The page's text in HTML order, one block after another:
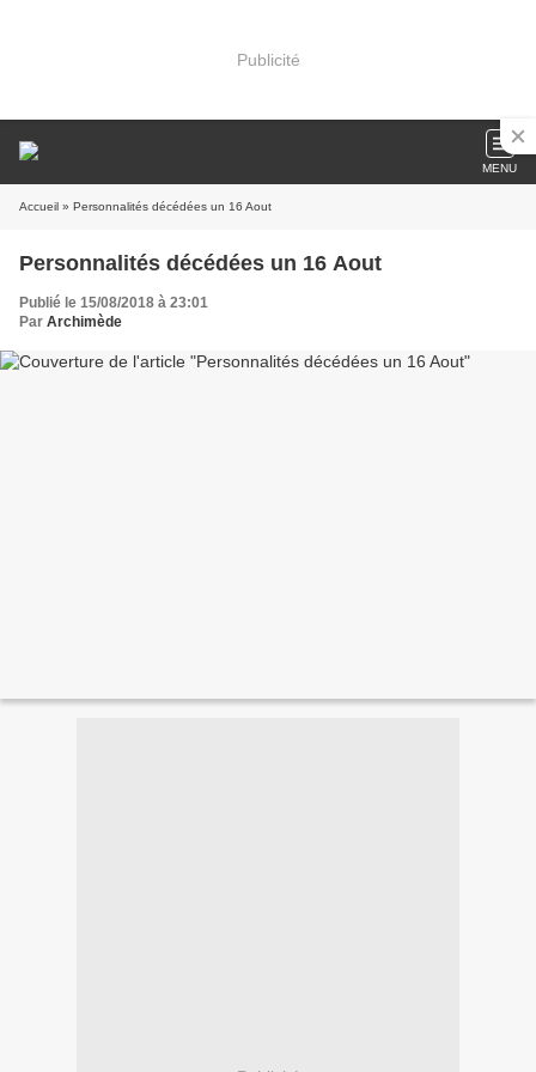
Publicité
MENU
Accueil » Personnalités décédées un 16 Aout
Personnalités décédées un 16 Aout
Publié le 15/08/2018 à 23:01
Par Archimède